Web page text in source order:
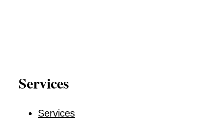
Services
Services